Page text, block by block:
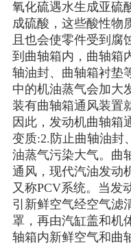
氧化硫遇水生成亚硫
成硫酸，这些酸性物
且也会使零件受到腐
到曲轴箱内，曲轴箱
轴油封、曲轴箱衬垫
中的机油蒸气会加大
装有曲轴箱通风装置
因此，发动机曲轴箱
变质:2.防止曲轴油封
油蒸气污染大气。曲
通风，现代汽油发动
又称PCV系统。当发
引新鲜空气经空气滤
罩，再由汽缸盖和机
轴箱内新鲜空气和曲